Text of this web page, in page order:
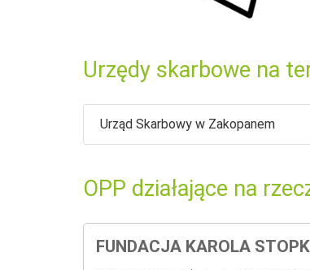
Urzędy skarbowe na
Urząd Skarbowy w Zakopanem
OPP działające na
FUNDACJA KAROLA